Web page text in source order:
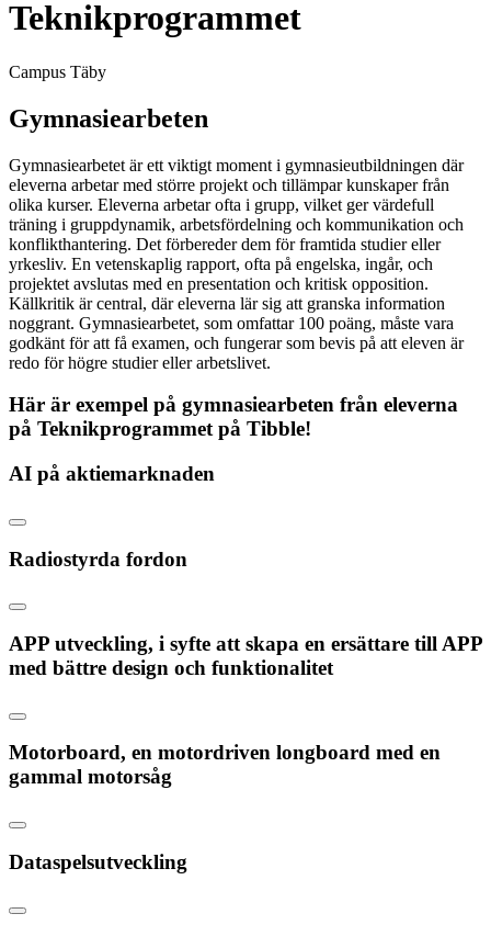
Teknikprogrammet
Campus Täby
Gymnasiearbeten
Gymnasiearbetet är ett viktigt moment i gymnasieutbildningen där
eleverna arbetar med större projekt och tillämpar kunskaper från
olika kurser. Eleverna arbetar ofta i grupp, vilket ger värdefull
träning i gruppdynamik, arbetsfördelning och kommunikation och
konflikthantering. Det förbereder dem för framtida studier eller
yrkesliv. En vetenskaplig rapport, ofta på engelska, ingår, och
projektet avslutas med en presentation och kritisk opposition.
Källkritik är central, där eleverna lär sig att granska information
noggrant. Gymnasiearbetet, som omfattar 100 poäng, måste vara
godkänt för att få examen, och fungerar som bevis på att eleven är
redo för högre studier eller arbetslivet.
Här är exempel på gymnasiearbeten från eleverna
på Teknikprogrammet på Tibble!
AI på aktiemarknaden
Radiostyrda fordon
APP utveckling, i syfte att skapa en ersättare till APP
med bättre design och funktionalitet
Motorboard, en motordriven longboard med en
gammal motorsåg
Dataspelsutveckling